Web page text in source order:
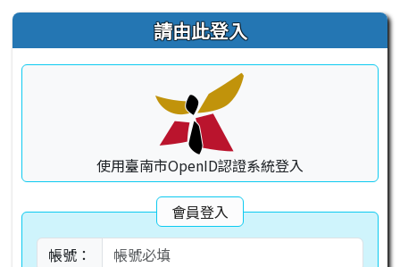
右邊區域內容 請由此登入
使用臺南市OpenID認證系統登入
會員登入
帳號：